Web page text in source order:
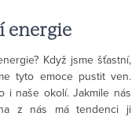
energie
Když jsme šťastní,
tyto emoce pustit ven.
i naše okolí. Jakmile nás
z nás má tendenci ji